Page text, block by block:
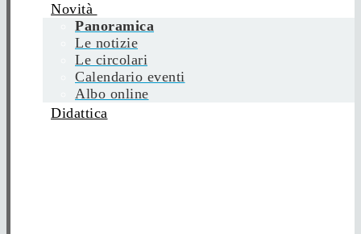
Novità
Panoramica
Le notizie
Le circolari
Calendario eventi
Albo online
Didattica